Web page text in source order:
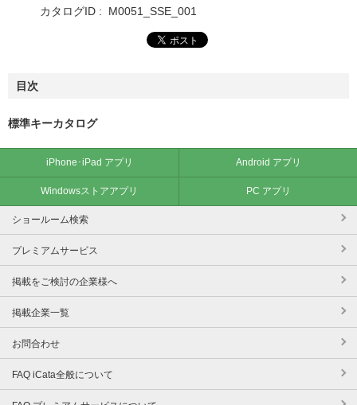
カタログID : M0051_SSE_001
目次
標準キーカタログ
iPhone･iPad アプリ Android アプリ
Windowsストアアプリ PC アプリ
ショールーム検索
プレミアムサービス
掲載をご検討の企業様へ
掲載企業一覧
お問合わせ
FAQ iCata全般について